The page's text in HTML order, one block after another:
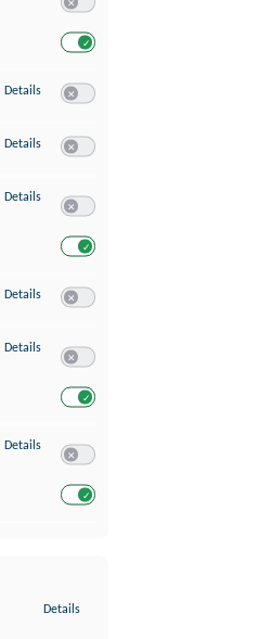
Details zu Erstellung von Profilen für
Details zu Verwendung von Profilen zur Auswahl
Details zu Messung der Werbeleistung
Details zu Messung der Performance von Inhalten
Details zu Analyse von Zielgruppen durch
Details zu Entwicklung und Verbesserung der
Details